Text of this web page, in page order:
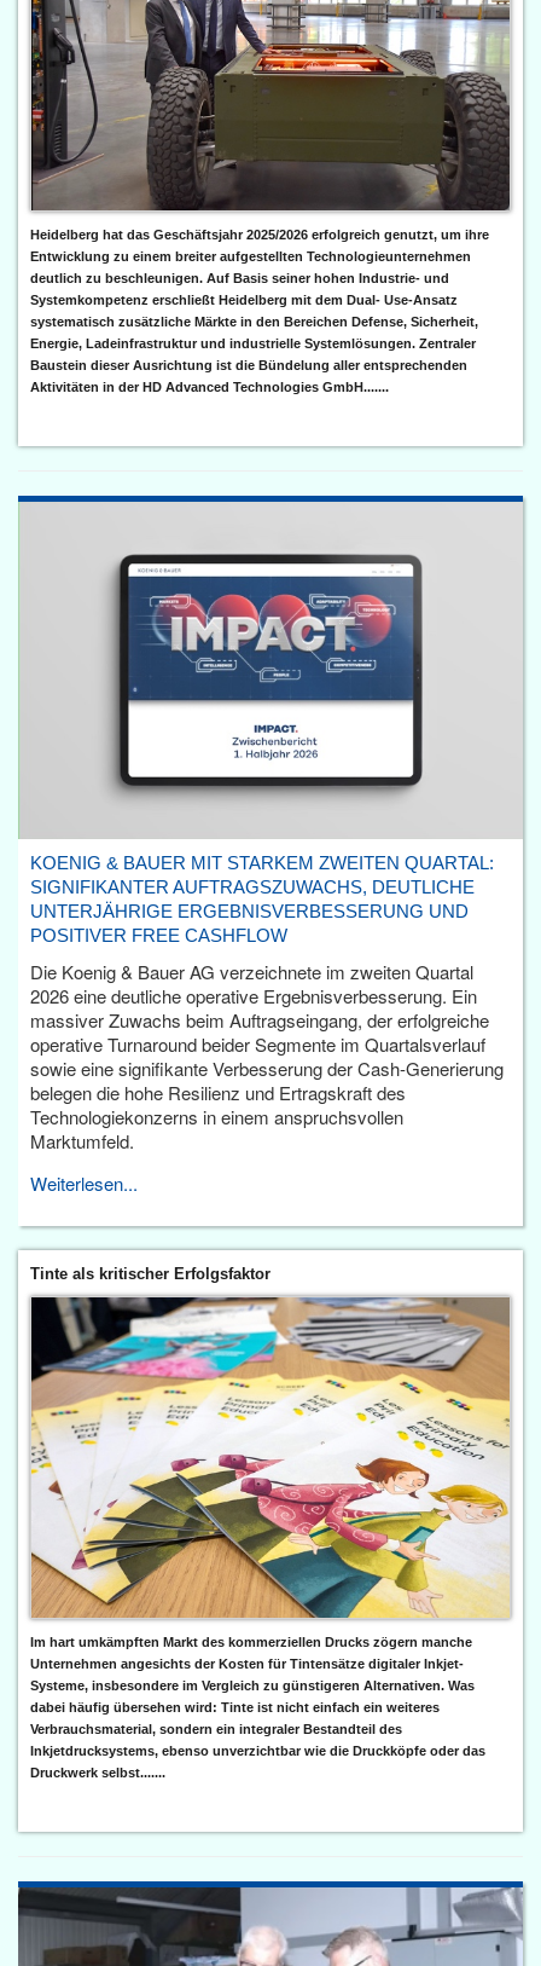
Heidelberg hat das Geschäftsjahr 2025/2026 erfolgreich genutzt, um ihre
Entwicklung zu einem breiter aufgestellten Technologieunternehmen
deutlich zu beschleunigen. Auf Basis seiner hohen Industrie- und
Systemkompetenz erschließt Heidelberg mit dem Dual- Use-Ansatz
systematisch zusätzliche Märkte in den Bereichen Defense, Sicherheit,
Energie, Ladeinfrastruktur und industrielle Systemlösungen. Zentraler
Baustein dieser Ausrichtung ist die Bündelung aller entsprechenden
Aktivitäten in der HD Advanced Technologies GmbH.......
KOENIG & BAUER MIT STARKEM ZWEITEN QUARTAL:
SIGNIFIKANTER AUFTRAGSZUWACHS, DEUTLICHE
UNTERJÄHRIGE ERGEBNISVERBESSERUNG UND
POSITIVER FREE CASHFLOW
Die Koenig & Bauer AG verzeichnete im zweiten Quartal
2026 eine deutliche operative Ergebnisverbesserung. Ein
massiver Zuwachs beim Auftragseingang, der erfolgreiche
operative Turnaround beider Segmente im Quartalsverlauf
sowie eine signifikante Verbesserung der Cash-Generierung
belegen die hohe Resilienz und Ertragskraft des
Technologiekonzerns in einem anspruchsvollen
Marktumfeld.
Weiterlesen...
Tinte als kritischer Erfolgsfaktor
Im hart umkämpften Markt des kommerziellen Drucks zögern manche
Unternehmen angesichts der Kosten für Tintensätze digitaler Inkjet-
Systeme, insbesondere im Vergleich zu günstigeren Alternativen. Was
dabei häufig übersehen wird: Tinte ist nicht einfach ein weiteres
Verbrauchsmaterial, sondern ein integraler Bestandteil des
Inkjetdrucksystems, ebenso unverzichtbar wie die Druckköpfe oder das
Druckwerk selbst.......